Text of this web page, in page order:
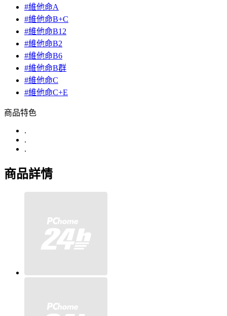
#維他命A
#維他命B+C
#維他命B12
#維他命B2
#維他命B6
#維他命B群
#維他命C
#維他命C+E
商品特色
.
.
.
商品詳情